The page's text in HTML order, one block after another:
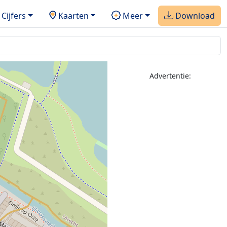
Cijfers Kaarten Meer Download
Advertentie: